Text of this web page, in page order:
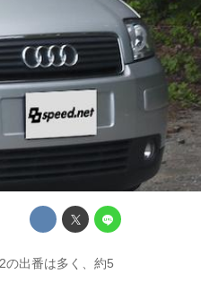
の出番は多く、約5